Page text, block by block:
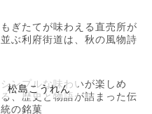
もぎたてが味わえる直売所が
並ぶ利府街道は、秋の風物詩
松島こうれん
シンプルな味わいが楽しめ
る、歴史と物語が詰まった伝
統の銘菓